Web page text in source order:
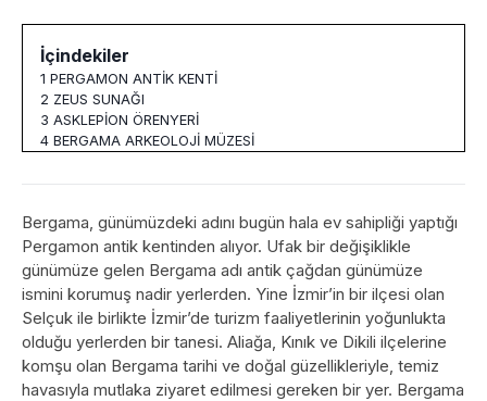
İçindekiler
1 PERGAMON ANTİK KENTİ
2 ZEUS SUNAĞI
3 ASKLEPİON ÖRENYERİ
4 BERGAMA ARKEOLOJİ MÜZESİ
Bergama, günümüzdeki adını bugün hala ev sahipliği yaptığı
Pergamon antik kentinden alıyor. Ufak bir değişiklikle
günümüze gelen Bergama adı antik çağdan günümüze
ismini korumuş nadir yerlerden. Yine İzmir’in bir ilçesi olan
Selçuk ile birlikte İzmir’de turizm faaliyetlerinin yoğunlukta
olduğu yerlerden bir tanesi. Aliağa, Kınık ve Dikili ilçelerine
komşu olan Bergama tarihi ve doğal güzellikleriyle, temiz
havasıyla mutlaka ziyaret edilmesi gereken bir yer. Bergama